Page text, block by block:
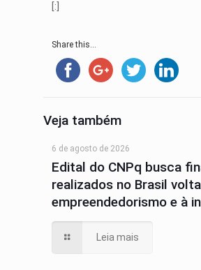
[:]
Share this...
Veja também
6 de agosto de 2026
Edital do CNPq busca
realizados no Brasil
empreendedorismo e à
Leia mais